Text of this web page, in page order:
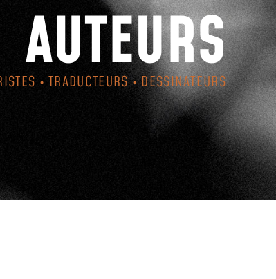
AUTEURS
• TRADUCTEURS • DESSINATEURS